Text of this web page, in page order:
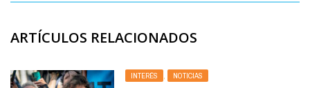
ARTÍCULOS RELACIONADOS
INTERÉS , NOTICIAS